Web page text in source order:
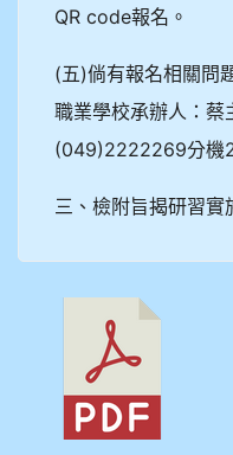
QR code報名。
(五)倘有報名相關問
職業學校承辦人：蔡
(049)2222269分機
三、檢附旨揭研習實